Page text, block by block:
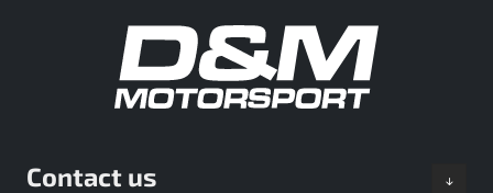
Contact us